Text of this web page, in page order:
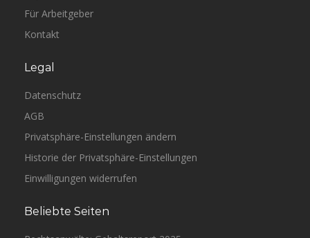
Für Arbeitgeber
Kontakt
Legal
Datenschutz
AGB
Privatsphäre-Einstellungen ändern
Historie der Privatsphäre-Einstellungen
Einwilligungen widerrufen
Beliebte Seiten